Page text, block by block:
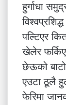
हुर्गाधा
पल्टिएर
खेलेर
छेऊको
एउटा ठूलै
फेरिमा